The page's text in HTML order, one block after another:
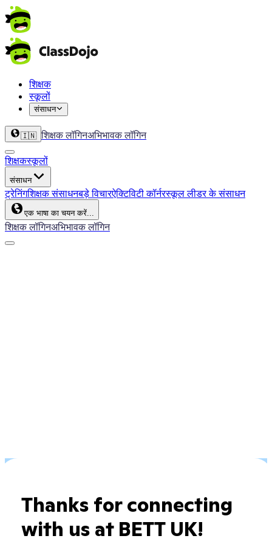
शिक्षक
स्कूलों
संसाधन
🇮🇳 शिक्षक लॉगिनअभिभावक लॉगिन
शिक्षकस्कूलों
संसाधन
ट्रेनिंगशिक्षक संसाधनबड़े विचारऐक्टिविटी कॉर्नरस्कूल लीडर के संसाधन
एक भाषा का चयन करें...
शिक्षक लॉगिनअभिभावक लॉगिन
Thanks for connecting
with us at BETT UK!